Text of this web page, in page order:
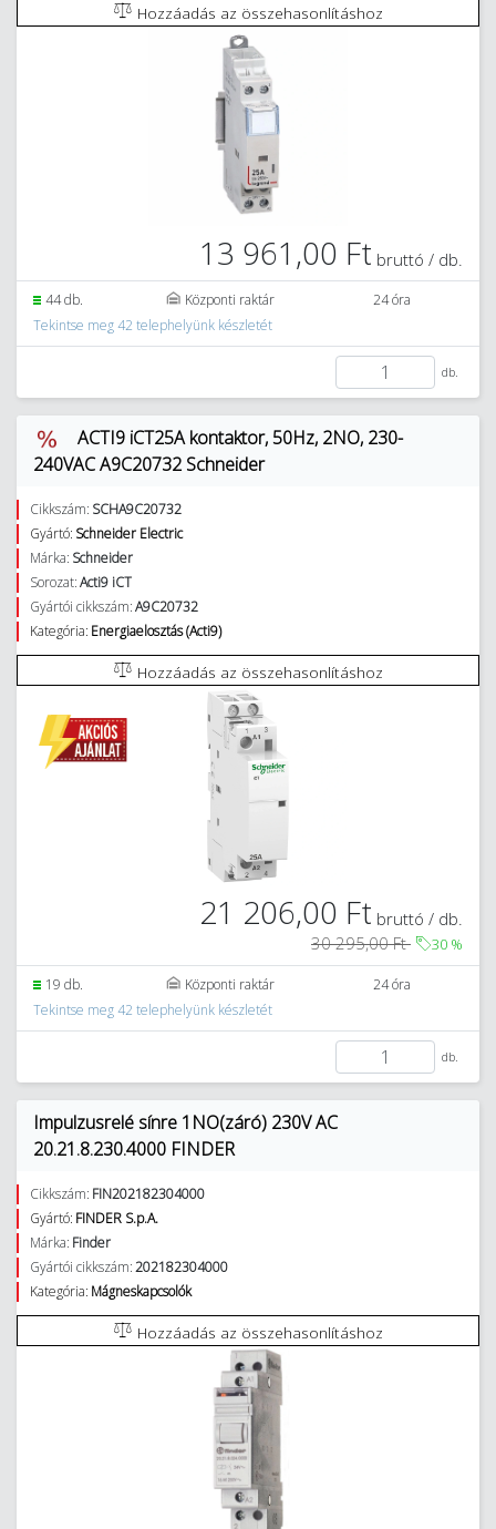
Hozzáadás az összehasonlításhoz
13 961,00 Ft bruttó / db.
44 db. Központi raktár
24 óra
Tekintse meg 42 telephelyünk készletét
db.
ACTI9 iCT25A kontaktor, 50Hz, 2NO, 230-
240VAC A9C20732 Schneider
Cikkszám: SCHA9C20732
Gyártó: Schneider Electric
Márka: Schneider
Sorozat:Acti9 iCT
Gyártói cikkszám:A9C20732
Kategória: Energiaelosztás (Acti9)
Hozzáadás az összehasonlításhoz
21 206,00 Ft bruttó / db.
30 295,00 Ft
30 %
19 db. Központi raktár
24 óra
Tekintse meg 42 telephelyünk készletét
db.
Impulzusrelé sínre 1NO(záró) 230V AC
20.21.8.230.4000 FINDER
Cikkszám: FIN202182304000
Gyártó: FINDER S.p.A.
Márka: Finder
Gyártói cikkszám:202182304000
Kategória: Mágneskapcsolók
Hozzáadás az összehasonlításhoz